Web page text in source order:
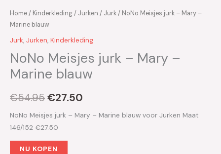
Home/ Kinderkleding/ Jurken / Jurk/ NoNo Meisjes jurk – Mary –
Marine blauw
Jurk, Jurken, Kinderkleding
NoNo Meisjes jurk – Mary –
Marine blauw
€54.95€27.50
NoNo Meisjes jurk – Mary – Marine blauw voor Jurken Maat
146/152 €27.50
NU KOPEN